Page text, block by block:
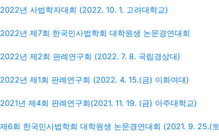
2022년 사법학자대회 (2022. 10. 1. 고려대학교)
2022년 제7회 한국민사법학회 대학원생 논문경연대회
2022년 제2회 판례연구회 (2022. 7. 8. 국립경상대)
2022년 제1회 판례연구회 (2022. 4. 15.(금) 이화여대)
2021년 제4회 판례연구회(2021. 11. 19. (금) 아주대학교)
제6회 한국민사법학회 대학원생 논문경연대회 (2021. 9. 25.(